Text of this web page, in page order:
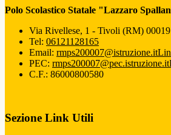
Polo Scolastico Statale "Lazzaro
Via Rivellese, 1 - Tivoli (RM) 00019
Tel: 06121128165
Email: rmps200007@istruzione.it
PEC: rmps200007@pec.istruzione.it
C.F.: 86000800580
Sezione Link Utili